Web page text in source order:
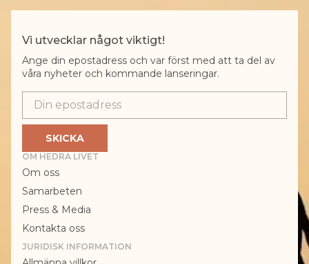
Vi utvecklar något viktigt!
Ange din epostadress och var först med att ta del av
våra nyheter och kommande lanseringar.
Epostadress
SKICKA
OM HEDRA LIVET
Om oss
Samarbeten
Press & Media
Kontakta oss
JURIDISK INFORMATION